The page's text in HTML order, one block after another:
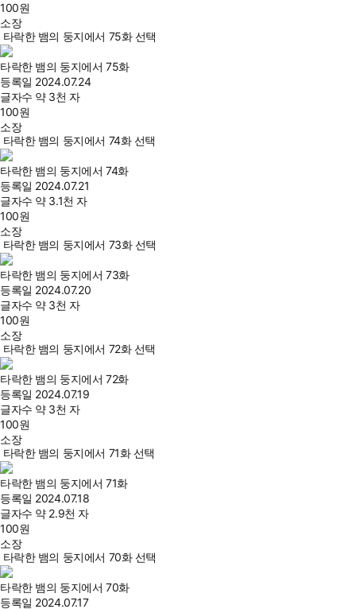
100원
소장
타락한 뱀의 둥지에서 75화 선택
타락한 뱀의 둥지에서 75화
등록일 2024.07.24
글자수 약 3천 자
100원
소장
타락한 뱀의 둥지에서 74화 선택
타락한 뱀의 둥지에서 74화
등록일 2024.07.21
글자수 약 3.1천 자
100원
소장
타락한 뱀의 둥지에서 73화 선택
타락한 뱀의 둥지에서 73화
등록일 2024.07.20
글자수 약 3천 자
100원
소장
타락한 뱀의 둥지에서 72화 선택
타락한 뱀의 둥지에서 72화
등록일 2024.07.19
글자수 약 3천 자
100원
소장
타락한 뱀의 둥지에서 71화 선택
타락한 뱀의 둥지에서 71화
등록일 2024.07.18
글자수 약 2.9천 자
100원
소장
타락한 뱀의 둥지에서 70화 선택
타락한 뱀의 둥지에서 70화
등록일 2024.07.17